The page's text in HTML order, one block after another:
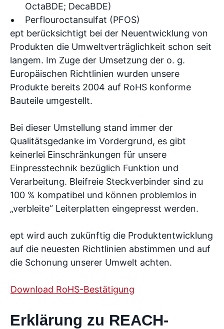
OctaBDE; DecaBDE)
Perflouroctansulfat (PFOS)
ept berücksichtigt bei der Neuentwicklung von
Produkten die Umweltverträglichkeit schon seit
langem. Im Zuge der Umsetzung der o. g.
Europäischen Richtlinien wurden unsere
Produkte bereits 2004 auf RoHS konforme
Bauteile umgestellt.
Bei dieser Umstellung stand immer der
Qualitätsgedanke im Vordergrund, es gibt
keinerlei Einschränkungen für unsere
Einpresstechnik bezüglich Funktion und
Verarbeitung. Bleifreie Steckverbinder sind zu
100 % kompatibel und können problemlos in
„verbleite“ Leiterplatten eingepresst werden.
ept wird auch zukünftig die Produktentwicklung
auf die neuesten Richtlinien abstimmen und auf
die Schonung unserer Umwelt achten.
Download RoHS-Bestätigung
Erklärung zu REACH-